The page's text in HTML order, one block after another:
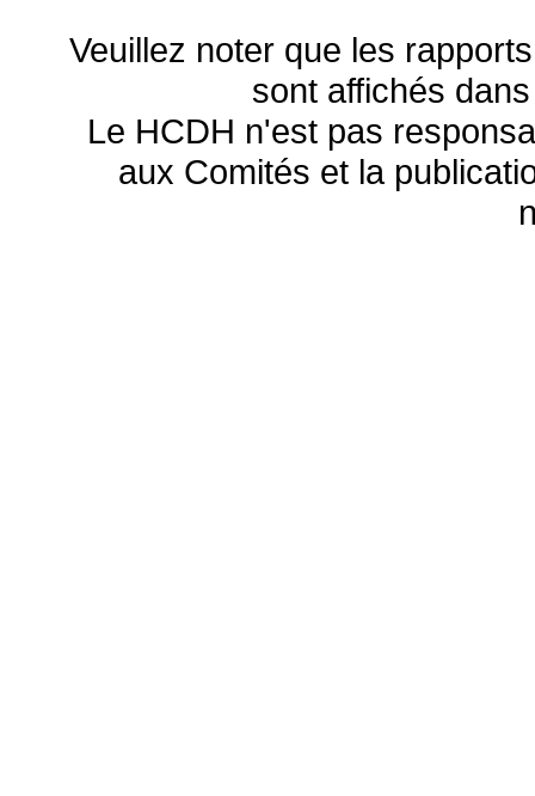
Veuillez noter que les
sont affichés
Le HCDH n'est pas
aux Comités et la